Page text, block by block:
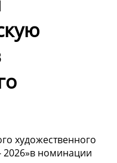
художественного
2026»в номинации